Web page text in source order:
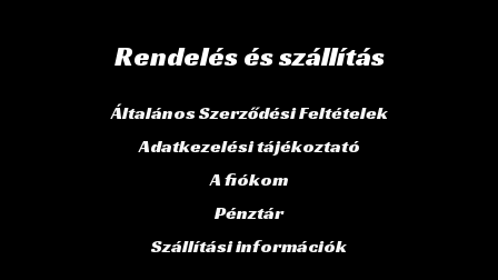
Rendelés és szállítás
Általános Szerződési Feltételek
Adatkezelési tájékoztató
A fiókom
Pénztár
Szállítási információk